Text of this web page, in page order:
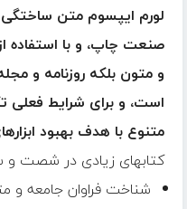
لورم ایپسوم متن ساختگی
صنعت چاپ، و با استفاده
و متون بلکه روزنامه و
است، و برای شرایط فعلی
متنوع با هدف بهبود
کتابهای زیادی در شصت
شناخت فراوان جامعه و